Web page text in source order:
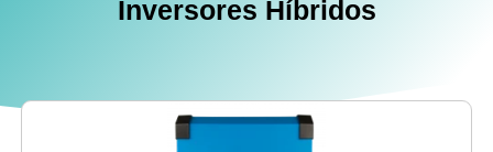
Inversores Híbridos